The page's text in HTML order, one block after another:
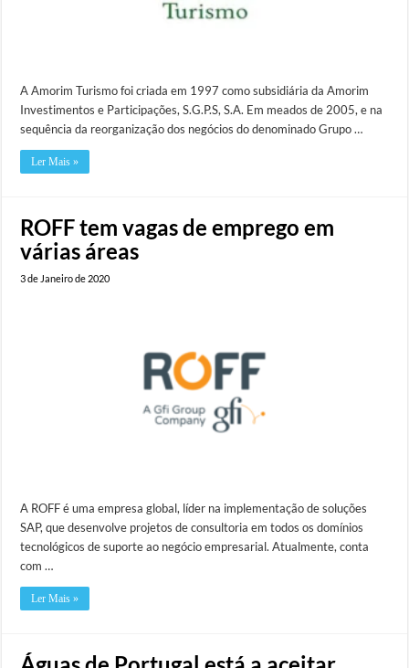
A Amorim Turismo foi criada em 1997 como subsidiária da Amorim
Investimentos e Participações, S.G.P.S, S.A. Em meados de 2005, e na
sequência da reorganização dos negócios do denominado Grupo …
Ler Mais »
ROFF tem vagas de emprego em
várias áreas
3 de Janeiro de 2020
A ROFF é uma empresa global, líder na implementação de soluções
SAP, que desenvolve projetos de consultoria em todos os domínios
tecnológicos de suporte ao negócio empresarial. Atualmente, conta
com …
Ler Mais »